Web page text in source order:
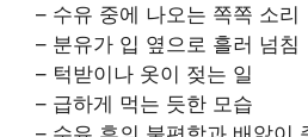
– 수유 중에 나오는 쪽쪽 소리
– 분유가 입 옆으로 흘러 넘침
– 턱받이나 옷이 젖는 일
– 급하게 먹는 듯한 모습